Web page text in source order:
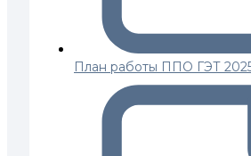
План работы ППО ГЭТ